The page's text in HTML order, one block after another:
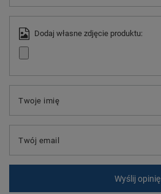
Dodaj własne zdjęcie produktu:
Twoje imię
Twój email
Wyślij opinię